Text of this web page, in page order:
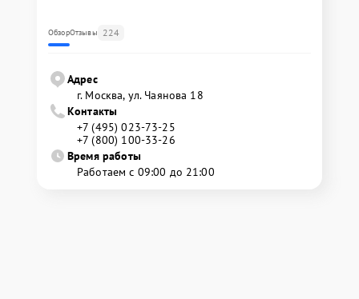
ОбзорОтзывы 224
Адрес
г. Москва, ул. Чаянова 18
Контакты
+7 (495) 023-73-25
+7 (800) 100-33-26
Время работы
Работаем с 09:00 до 21:00